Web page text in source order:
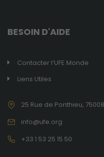
BESOIN D'AIDE
Contacter l’UFE Monde
Liens Utiles
25 Rue de Ponthieu,
info@ufe.org
+33 1 53 25 15 50